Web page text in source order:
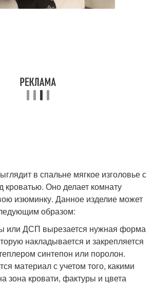
в спальне мягкое изголовье с
кроватью. Оно делает комнату
изюминку. Данное изделие может
образом:
или ДСП вырезается нужная форма
накладывается и закрепляется
синтепон или поролон.
материал с учетом того, какими
зона кровати, фактуры и цвета